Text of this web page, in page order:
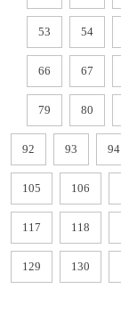
53 54
66 67
79 80
92 93 94
105 106
117 118
129 130